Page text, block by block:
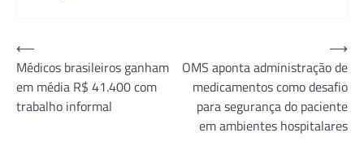
Navegação
de
Post
⟵
Médicos brasileiros ganham
em média R$ 41.400 com
trabalho informal
OMS aponta administração de
medicamentos como desafio
para segurança do paciente
em ambientes hospitalares
⟶